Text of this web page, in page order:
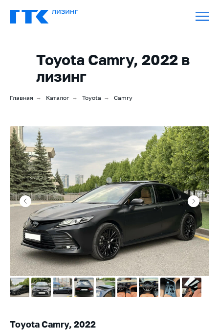
Toyota Camry, 2022 в
лизинг
Главная → Каталог → Toyota → Camry
Toyota Camry, 2022